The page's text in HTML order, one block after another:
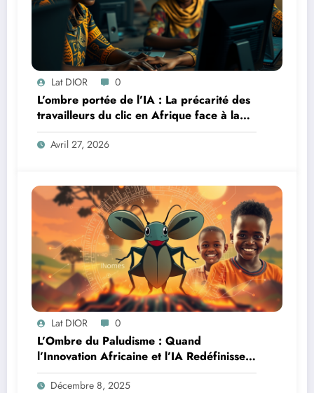
Lat DIOR 0
L’ombre portée de l’IA : La précarité des
travailleurs du clic en Afrique face à la
révolution numérique
Avril 27, 2026
Lat DIOR 0
L’Ombre du Paludisme : Quand
l’Innovation Africaine et l’IA Redéfinissent
la Lutte
Décembre 8, 2025